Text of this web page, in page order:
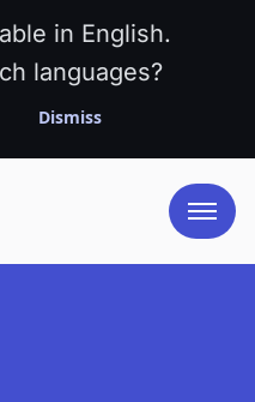
in English.
languages?
Dismiss